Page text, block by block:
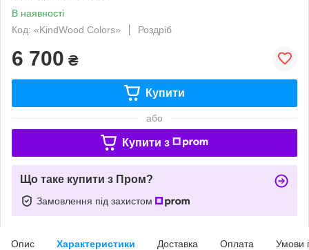
В наявності
Код: «KindWood Colors»
Роздріб
6 700 ₴
Купити
або
Купити з
Що таке купити з Пром?
Замовлення під захистом
Опис Характеристики Доставка Оплата Умови